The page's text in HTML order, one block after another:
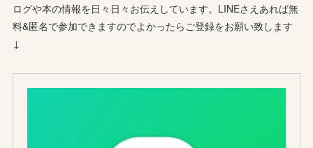
ログや本の情報を日々日々お伝えしています。LINEさえあれば無
料&匿名で参加できますのでよかったらご登録をお願い致します
↓